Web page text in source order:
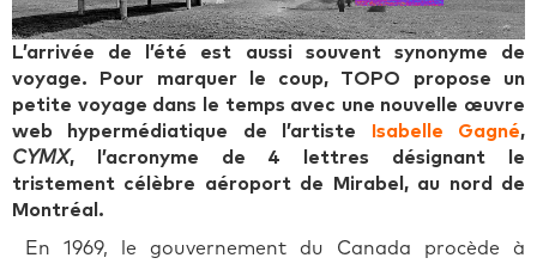
L’arrivée de l’été est aussi souvent synonyme de
voyage. Pour marquer le coup, TOPO propose un
petite voyage dans le temps avec une nouvelle œuvre
web hypermédiatique de l’artiste
Isabelle Gagné,
CYMX, l’acronyme de 4 lettres désignant le
tristement célèbre aéroport de Mirabel, au nord de
Montréal.
En 1969, le gouvernement du Canada procède à